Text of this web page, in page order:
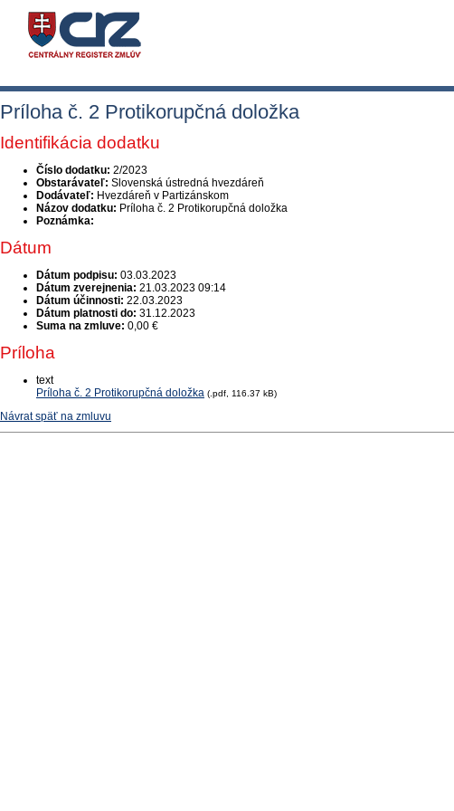
Príloha č. 2 Protikorupčná doložka
Identifikácia dodatku
Číslo dodatku: 2/2023
Obstarávateľ: Slovenská ústredná hvezdáreň
Dodávateľ: Hvezdáreň v Partizánskom
Názov dodatku: Príloha č. 2 Protikorupčná doložka
Poznámka:
Dátum
Dátum podpisu: 03.03.2023
Dátum zverejnenia: 21.03.2023 09:14
Dátum účinnosti: 22.03.2023
Dátum platnosti do: 31.12.2023
Suma na zmluve: 0,00 €
Príloha
text
Príloha č. 2 Protikorupčná doložka (.pdf, 116.37 kB)
Návrat späť na zmluvu